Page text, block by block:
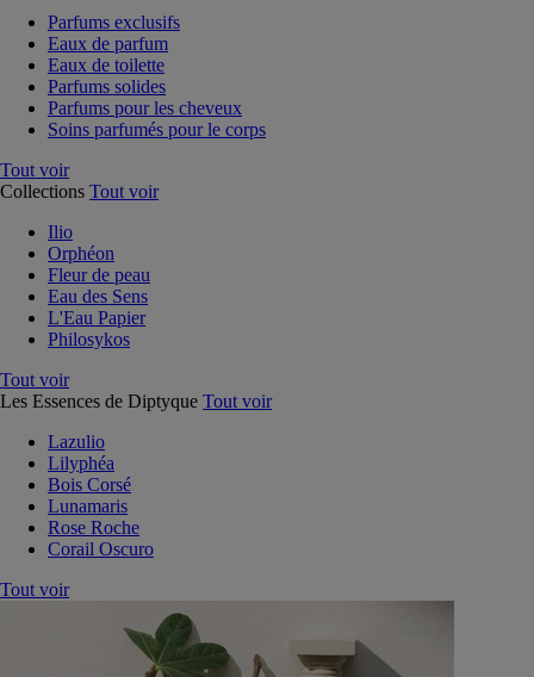
Parfums exclusifs
Eaux de parfum
Eaux de toilette
Parfums solides
Parfums pour les cheveux
Soins parfumés pour le corps
Tout voir
Collections Tout voir
Ilio
Orphéon
Fleur de peau
Eau des Sens
L'Eau Papier
Philosykos
Tout voir
Les Essences de Diptyque Tout voir
Lazulio
Lilyphéa
Bois Corsé
Lunamaris
Rose Roche
Corail Oscuro
Tout voir